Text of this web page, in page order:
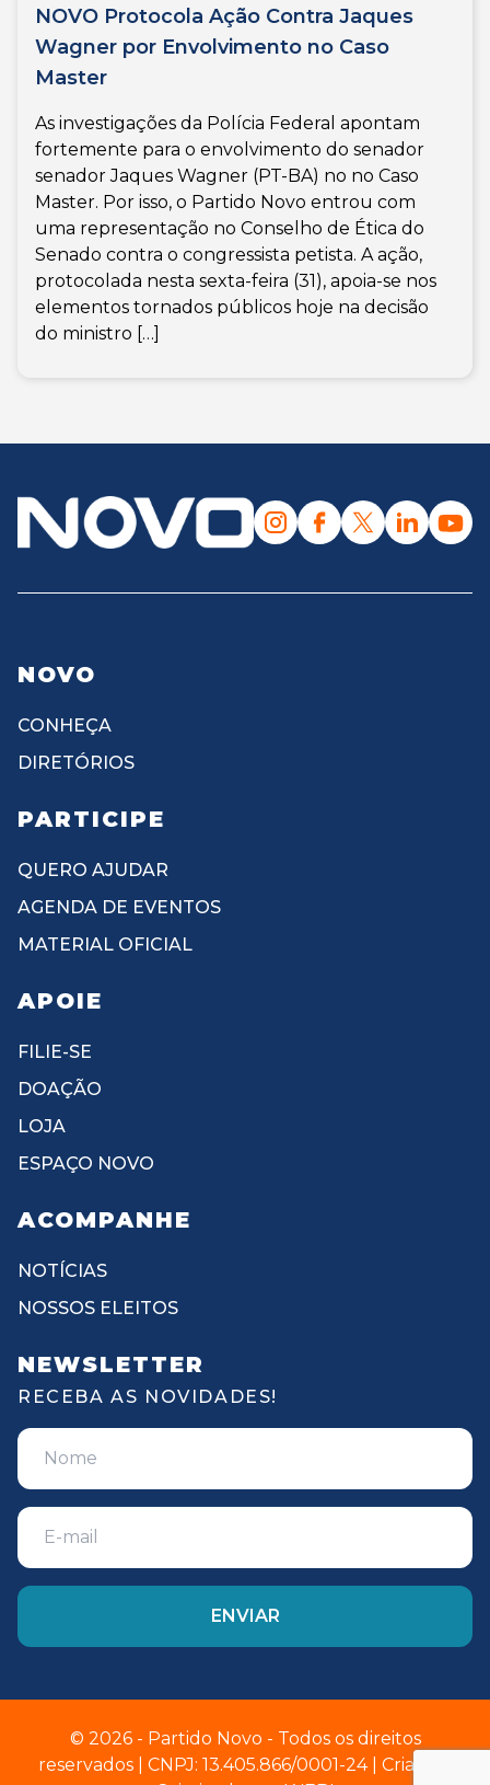
NOVO Protocola Ação Contra Jaques
Wagner por Envolvimento no Caso
Master
As investigações da Polícia Federal apontam
fortemente para o envolvimento do senador
senador Jaques Wagner (PT-BA) no no Caso
Master. Por isso, o Partido Novo entrou com
uma representação no Conselho de Ética do
Senado contra o congressista petista. A ação,
protocolada nesta sexta-feira (31), apoia-se nos
elementos tornados públicos hoje na decisão
do ministro […]
NOVO
CONHEÇA
DIRETÓRIOS
PARTICIPE
QUERO AJUDAR
AGENDA DE EVENTOS
MATERIAL OFICIAL
APOIE
FILIE-SE
DOAÇÃO
LOJA
ESPAÇO NOVO
ACOMPANHE
NOTÍCIAS
NOSSOS ELEITOS
NEWSLETTER
RECEBA AS NOVIDADES!
© 2026 - Partido Novo - Todos os direitos
reservados | CNPJ: 13.405.866/0001-24 | Criado e